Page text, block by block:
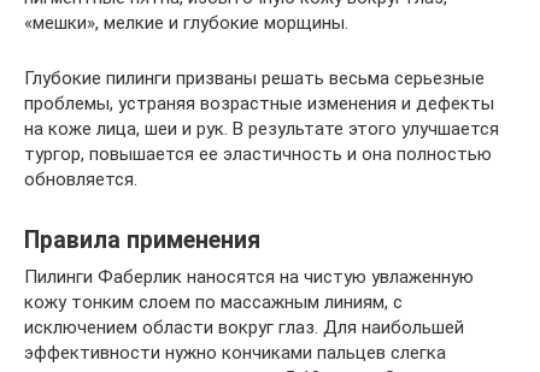
«мешки», мелкие и глубокие морщины.
Глубокие пилинги призваны решать весьма серьезные
проблемы, устраняя возрастные изменения и дефекты
на коже лица, шеи и рук. В результате этого улучшается
тургор, повышается ее эластичность и она полностью
обновляется.
Правила применения
Пилинги Фаберлик наносятся на чистую увлаженную
кожу тонким слоем по массажным линиям, с
исключением области вокруг глаз. Для наибольшей
эффективности нужно кончиками пальцев слегка